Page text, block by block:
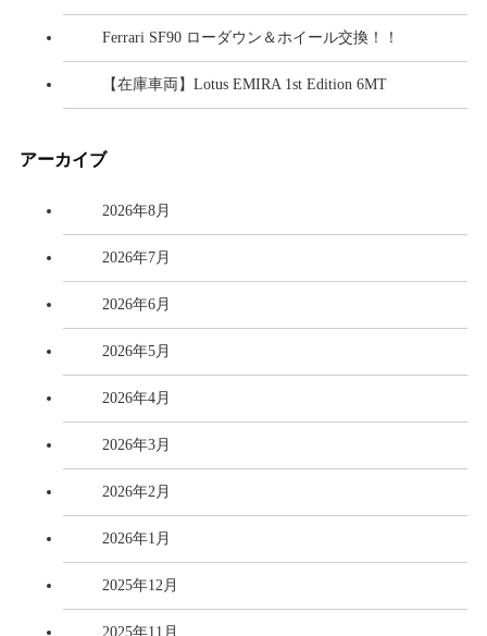
Ferrari SF90 ローダウン＆ホイール交換！！
【在庫車両】Lotus EMIRA 1st Edition 6MT
アーカイブ
2026年8月
2026年7月
2026年6月
2026年5月
2026年4月
2026年3月
2026年2月
2026年1月
2025年12月
2025年11月